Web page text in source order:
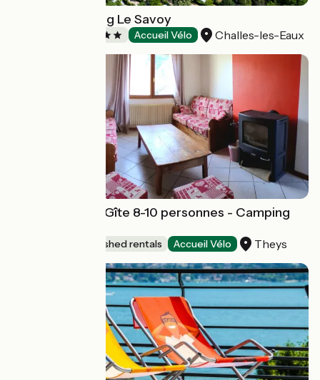
Family's Camping Le Savoy
Accueil Vélo Challes-les-Eaux
Appartement / Gîte 8-10 personnes - Camping
Lodgings and furnished rentals Accueil Vélo Theys